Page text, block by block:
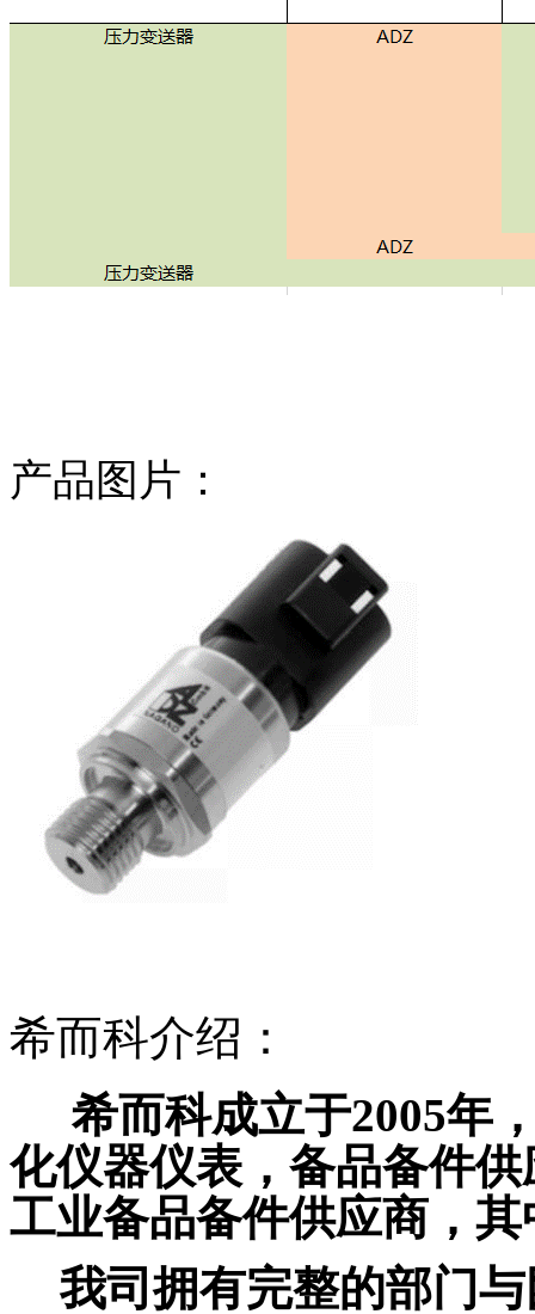
产品图片：
希而科介绍：
希而科成立于2005年
化仪器仪表，备品备件
工业备品备件供应商，
我司拥有完整的部门